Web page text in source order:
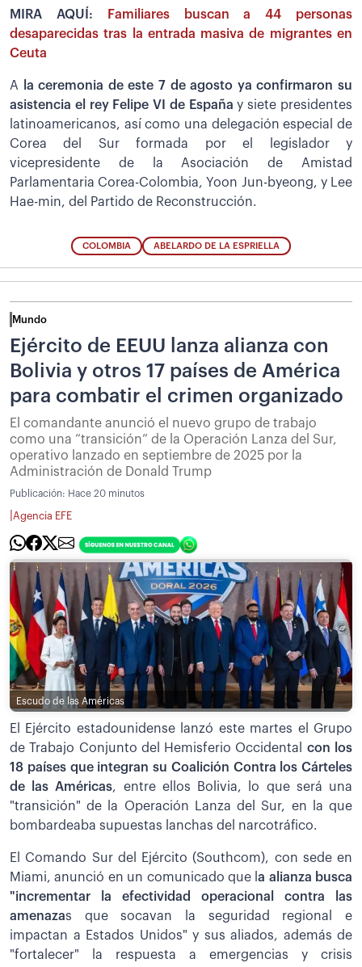
MIRA AQUÍ:
Familiares buscan a 44 personas
desaparecidas tras la entrada masiva de migrantes en
Ceuta
A
la ceremonia de este 7 de agosto ya confirmaron su
asistencia el rey Felipe VI de Españay siete presidentes
latinoamericanos, así como una delegación especial de
Corea del Sur formada por el legislador y
vicepresidente de la Asociación de Amistad
Parlamentaria Corea-Colombia, Yoon Jun-byeong, y Lee
Hae-min, del Partido de Reconstrucción.
COLOMBIA ABELARDO DE LA ESPRIELLA
Mundo
Ejército de EEUU lanza alianza con
Bolivia y otros 17 países de América
para combatir el crimen organizado
El comandante anunció el nuevo grupo de trabajo
como una “transición” de la Operación Lanza del Sur,
operativo lanzado en septiembre de 2025 por la
Administración de Donald Trump
Publicación: Hace 20 minutos
Agencia EFE
Escudo de las Américas
El Ejército estadounidense lanzó este martes el Grupo
de Trabajo Conjunto del Hemisferio Occidental con los
18 países que integran su Coalición Contra los Cárteles
de las Américas, entre ellos Bolivia, lo que será una
"transición" de la Operación Lanza del Sur, en la que
bombardeaba supuestas lanchas del narcotráfico.
El Comando Sur del Ejército (Southcom), con sede en
Miami, anunció en un comunicado que la alianza busca
"incrementar la efectividad operacional contra las
amenazas que socavan la seguridad regional e
impactan a Estados Unidos" y sus aliados, además de
"fortalecer" la respuesta a emergencias y crisis